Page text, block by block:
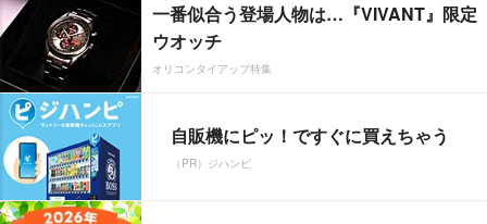
一番似合う登場人物は…『VIVANT』限定
ウオッチ
オリコンタイアップ特集
自販機にピッ！ですぐに買えちゃう
（PR）ジハンピ